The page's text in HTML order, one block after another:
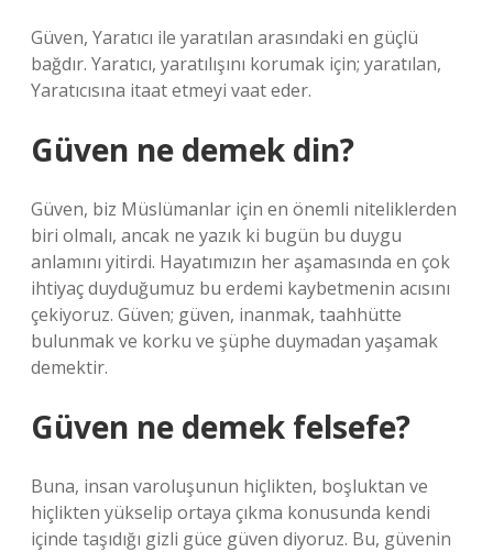
Güven, Yaratıcı ile yaratılan arasındaki en güçlü
bağdır. Yaratıcı, yaratılışını korumak için; yaratılan,
Yaratıcısına itaat etmeyi vaat eder.
Güven ne demek din?
Güven, biz Müslümanlar için en önemli niteliklerden
biri olmalı, ancak ne yazık ki bugün bu duygu
anlamını yitirdi. Hayatımızın her aşamasında en çok
ihtiyaç duyduğumuz bu erdemi kaybetmenin acısını
çekiyoruz. Güven; güven, inanmak, taahhütte
bulunmak ve korku ve şüphe duymadan yaşamak
demektir.
Güven ne demek felsefe?
Buna, insan varoluşunun hiçlikten, boşluktan ve
hiçlikten yükselip ortaya çıkma konusunda kendi
içinde taşıdığı gizli güce güven diyoruz. Bu, güvenin